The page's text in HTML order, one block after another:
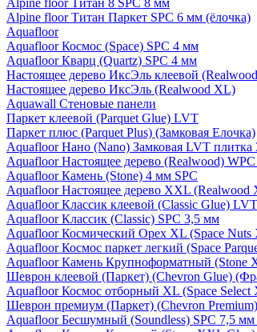
Alpine floor Титан 8 SPC 8 мм
Alpine floor Титан Паркет SPC 6 мм (ёлочка)
Aquafloor
Aquafloor Космос (Space) SPC 4 мм
Aquafloor Кварц (Quartz) SPC 4 мм
Настоящее дерево ИксЭль клеевой
Настоящее дерево ИксЭль (Realwood XL)
Aquawall Стеновые панели
Паркет клеевой (Parquet Glue) LVT
Паркет плюс (Parquet Plus) (Замковая Елочка)
Aquafloor Нано (Nano) Замковая LVT плитка
Aquafloor Настоящее дерево (Realwood)
Aquafloor Камень (Stone) 4 мм SPC
Aquafloor Настоящее дерево XXL
Aquafloor Классик клеевой (Classic Glue)
Aquafloor Классик (Classic) SPC 3,5 мм
Aquafloor Космический Орех XL (Space
Aquafloor Космос паркет легкий (Space
Aquafloor Камень Крупноформатный (Stone
Шеврон клеевой (Паркет) (Chevron Glue)
Aquafloor Космос отборный XL (Space
Шеврон премиум (Паркет) (Chevron
Aquafloor Бесшумный (Soundless) SPC 7,5